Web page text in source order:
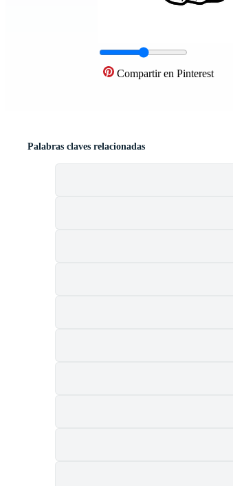
Compartir en Pinterest
Palabras claves relacionadas